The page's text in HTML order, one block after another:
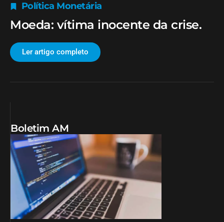
Política Monetária
Moeda: vítima inocente da crise.
Ler artigo completo
Boletim AM